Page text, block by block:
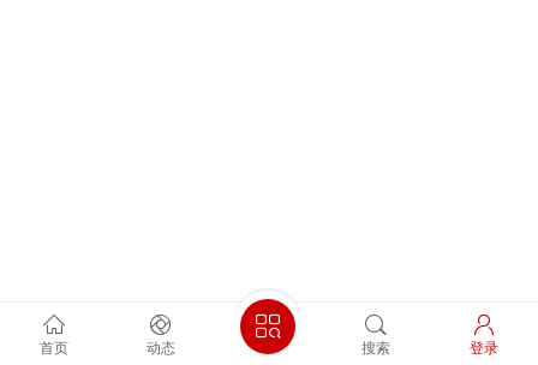
首页 动态 搜索 登录